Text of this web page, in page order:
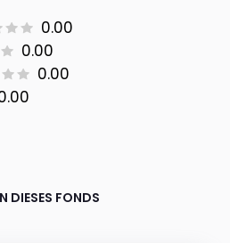
0.00
0.00
0.00
DIESES FONDS